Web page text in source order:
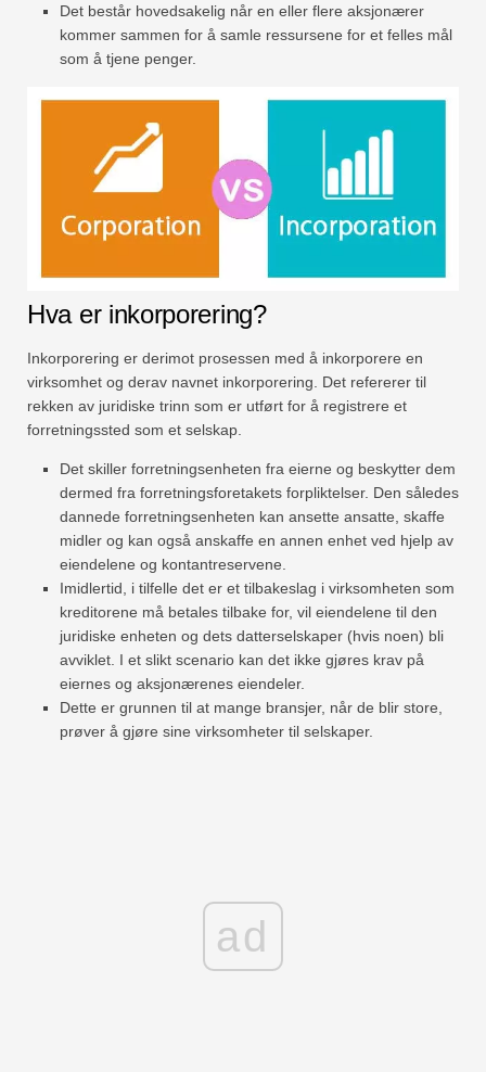
Det består hovedsakelig når en eller flere aksjonærer
kommer sammen for å samle ressursene for et felles mål
som å tjene penger.
Hva er inkorporering?
Inkorporering er derimot prosessen med å inkorporere en
virksomhet og derav navnet inkorporering. Det refererer til
rekken av juridiske trinn som er utført for å registrere et
forretningssted som et selskap.
Det skiller forretningsenheten fra eierne og beskytter dem
dermed fra forretningsforetakets forpliktelser. Den således
dannede forretningsenheten kan ansette ansatte, skaffe
midler og kan også anskaffe en annen enhet ved hjelp av
eiendelene og kontantreservene.
Imidlertid, i tilfelle det er et tilbakeslag i virksomheten som
kreditorene må betales tilbake for, vil eiendelene til den
juridiske enheten og dets datterselskaper (hvis noen) bli
avviklet. I et slikt scenario kan det ikke gjøres krav på
eiernes og aksjonærenes eiendeler.
Dette er grunnen til at mange bransjer, når de blir store,
prøver å gjøre sine virksomheter til selskaper.
ad